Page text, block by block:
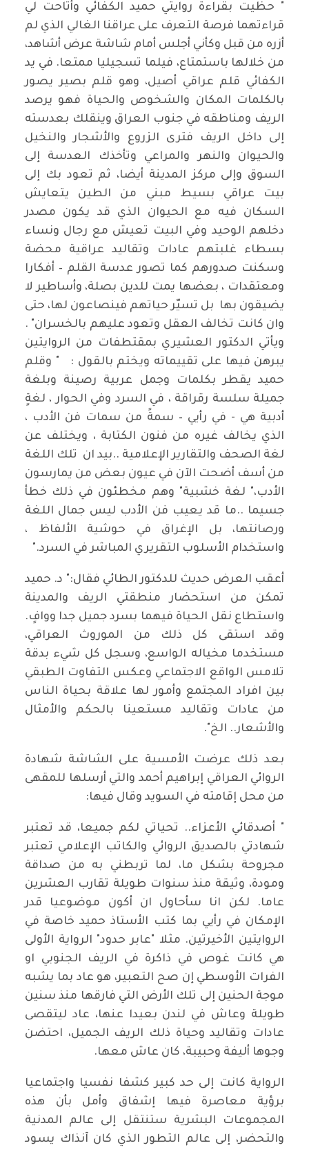
" حظيت بقراءة روايتي حميد الكفائي وأتاحت لي
قراءتهما فرصة التعرف على عراقنا الغالي الذي لم
أزره من قبل وكأني أجلس أمام شاشة عرض أشاهد،
من خلالها باستمتاع، فيلما تسجيليا ممتعا. في يد
الكفائي قلم عراقي أصيل، وهو قلم بصير يصور
بالكلمات المكان والشخوص والحياة فهو يرصد
الريف ومناطقه في جنوب العراق وينقلك بعدسته
إلى داخل الريف فترى الزروع والأشجار والنخيل
والحيوان والنهر والمراعي وتأخذك العدسة إلى
السوق وإلى مركز المدينة أيضا، ثم تعود بك إلى
بيت عراقي بسيط مبني من الطين يتعايش
السكان فيه مع الحيوان الذي قد يكون مصدر
دخلهم الوحيد وفي البيت تعيش مع رجال ونساء
بسطاء غلبتهم عادات وتقاليد عراقية محضة
وسكنت صدورهم كما تصور عدسة القلم – أفكارا
ومعتقدات ، بعضها يمت للدين بصلة، وأساطير لا
يضيقون بها بل تسيّر حياتهم فينصاعون لها، حتى
وان كانت تخالف العقل وتعود عليهم بالخسران" .
ويأتي الدكتور العشيري بمقتطفات من الروايتين
يبرهن فيها على تقييماته ويختم بالقول : " وقلم
حميد يقطر بكلمات وجمل عربية رصينة وبلغة
جميلة سلسة رقراقة ، في السرد وفي الحوار ، لغةٍ
أدبية هي - في رأيي – سمةً من سمات فن الأدب ،
الذي يخالف غيره من فنون الكتابة ، ويختلف عن
لغة الصحف والتقارير الإعلامية ..بيد ان تلك اللغة
من أسف أضحت الآن في عيون بعض من يمارسون
الأدب،" لغة خشبية" وهم مخطئون في ذلك خطأ
جسيما ..ما قد يعيب فن الأدب ليس جمال اللغة
ورصانتها، بل الإغراق في حوشية الألفاظ ،
واستخدام الأسلوب التقريري المباشر في السرد."
أعقب العرض حديث للدكتور الطائي فقال:" د. حميد
تمكن من استحضار منطقتي الريف والمدينة
واستطاع نقل الحياة فيهما بسرد جميل جدا ووافٍ.
وقد استقى كل ذلك من الموروث العراقي،
مستخدما مخياله الواسع، وسجل كل شيء بدقة
تلامس الواقع الاجتماعي وعكس التفاوت الطبقي
بين افراد المجتمع وأمور لها علاقة بحياة الناس
من عادات وتقاليد مستعينا بالحكم والأمثال
والأشعار.. الخ".
بعد ذلك عرضت الأمسية على الشاشة شهادة
الروائي العراقي إبراهيم أحمد والتي أرسلها للمقهى
من محل إقامته في السويد وقال فيها:
" أصدقائي الأعزاء.. تحياتي لكم جميعا، قد تعتبر
شهادتي بالصديق الروائي والكاتب الإعلامي تعتبر
مجروحة بشكل ما، لما تربطني به من صداقة
ومودة، وثيقة منذ سنوات طويلة تقارب العشرين
عاما. لكن انا سأحاول ان أكون موضوعيا قدر
الإمكان في رأيي بما كتب الأستاذ حميد خاصة في
الروايتين الأخيرتين. مثلا "عابر حدود" الرواية الأولى
هي كانت غوص في ذاكرة في الريف الجنوبي او
الفرات الأوسطي إن صح التعبير، هو عاد بما يشبه
موجة الحنين إلى تلك الأرض التي فارقها منذ سنين
طويلة وعاش في لندن بعيدا عنها، عاد ليتقصى
عادات وتقاليد وحياة ذلك الريف الجميل، احتضن
وجوها أليفة وحبيبة، كان عاش معها.
الرواية كانت إلى حد كبير كشفا نفسيا واجتماعيا
برؤية معاصرة فيها إشفاق وأمل بأن هذه
المجموعات البشرية ستنتقل إلى عالم المدنية
والتحضر، إلى عالم التطور الذي كان آنذاك يسود